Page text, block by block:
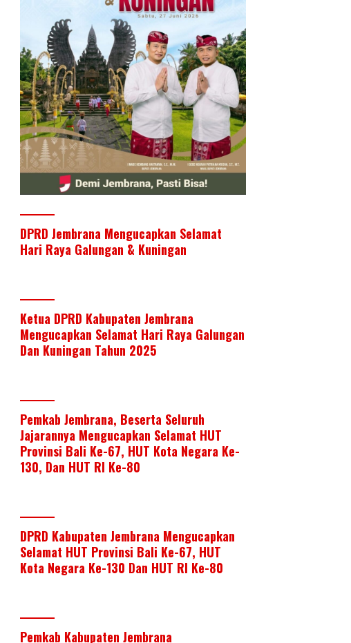
DPRD Jembrana Mengucapkan Selamat
Hari Raya Galungan & Kuningan
Ketua DPRD Kabupaten Jembrana
Mengucapkan Selamat Hari Raya Galungan
Dan Kuningan Tahun 2025
Pemkab Jembrana, Beserta Seluruh
Jajarannya Mengucapkan Selamat HUT
Provinsi Bali Ke-67, HUT Kota Negara Ke-
130, Dan HUT RI Ke-80
DPRD Kabupaten Jembrana Mengucapkan
Selamat HUT Provinsi Bali Ke-67, HUT
Kota Negara Ke-130 Dan HUT RI Ke-80
Pemkab Kabupaten Jembrana